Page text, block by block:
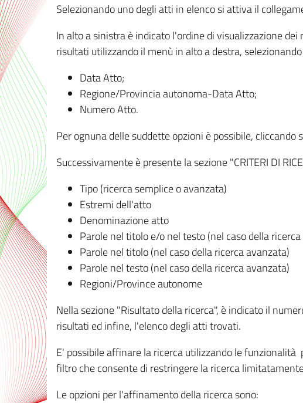
Selezionando uno degli atti in elenco si attiva il
In alto a sinistra è indicato l'ordine di visualizzazione
risultati utilizzando il menù in alto a destra,
Data Atto;
Regione/Provincia autonoma-Data Atto;
Numero Atto.
Per ognuna delle suddette opzioni è possibile,
Successivamente è presente la sezione "CRITERI DI
Tipo (ricerca semplice o avanzata)
Estremi dell'atto
Denominazione atto
Parole nel titolo e/o nel testo (nel caso della
Parole nel titolo (nel caso della ricerca avanzata)
Parole nel testo (nel caso della ricerca avanzata)
Regioni/Province autonome
Nella sezione "Risultato della ricerca", è indicato il
risultati ed infine, l'elenco degli atti trovati.
E' possibile affinare la ricerca utilizzando le
filtro che consente di restringere la ricerca
Le opzioni per l'affinamento della ricerca sono: